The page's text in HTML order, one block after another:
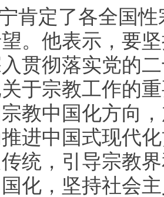
肯定了各全国
。他表示，要
贯彻落实党的
于宗教工作的
教中国化方向
进中国式现代
统，引导宗教
化，坚持社会